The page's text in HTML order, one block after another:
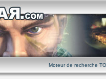
Moteur de recherche